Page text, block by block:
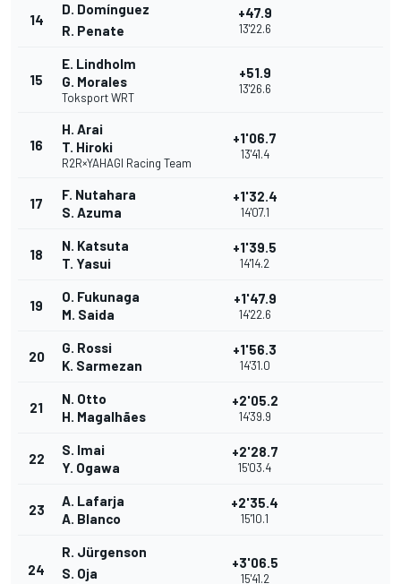
14
D. Domínguez
R. Penate
+47.9
13'22.6
15
E. Lindholm
G. Morales
Toksport WRT
+51.9
13'26.6
16
H. Arai
T. Hiroki
R2R×YAHAGI Racing Team
+1'06.7
13'41.4
17
F. Nutahara
S. Azuma
+1'32.4
14'07.1
18
N. Katsuta
T. Yasui
+1'39.5
14'14.2
19
O. Fukunaga
M. Saida
+1'47.9
14'22.6
20
G. Rossi
K. Sarmezan
+1'56.3
14'31.0
21
N. Otto
H. Magalhães
+2'05.2
14'39.9
22
S. Imai
Y. Ogawa
+2'28.7
15'03.4
23
A. Lafarja
A. Blanco
+2'35.4
15'10.1
24
R. Jürgenson
S. Oja
+3'06.5
15'41.2